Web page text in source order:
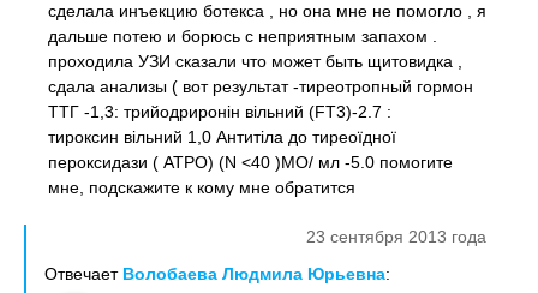
сделала инъекцию ботекса , но она мне не помогло , я
дальше потею и борюсь с неприятным запахом .
проходила УЗИ сказали что может быть щитовидка ,
сдала анализы ( вот результат -тиреотропный гормон
ТТГ -1,3: трийодриронін вільний (FT3)-2.7 :
тироксин вільний 1,0 Антитіла до тиреоїдної
пероксидази ( АТРО) (N <40 )MO/ мл -5.0 помогите
мне, подскажите к кому мне обратится
23 сентября 2013 года
Отвечает Волобаева Людмила Юрьевна: